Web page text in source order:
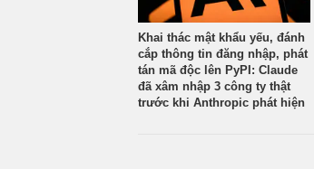
Khai thác mật khẩu yếu, đánh
cắp thông tin đăng nhập, phát
tán mã độc lên PyPI: Claude
đã xâm nhập 3 công ty thật
trước khi Anthropic phát hiện